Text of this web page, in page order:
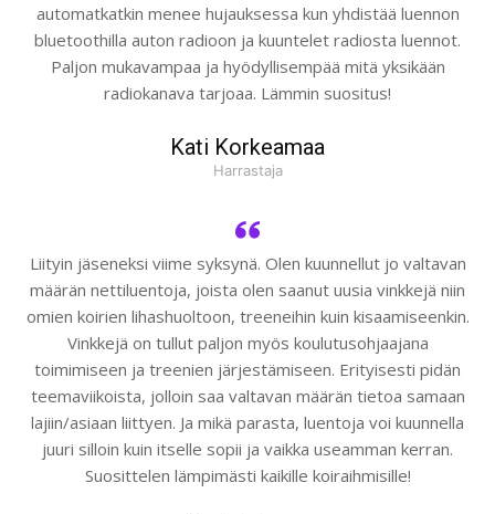
automatkatkin menee hujauksessa kun yhdistää luennon
bluetoothilla auton radioon ja kuuntelet radiosta luennot.
Paljon mukavampaa ja hyödyllisempää mitä yksikään
radiokanava tarjoaa. Lämmin suositus!
Kati Korkeamaa
Harrastaja
Liityin jäseneksi viime syksynä. Olen kuunnellut jo valtavan
määrän nettiluentoja, joista olen saanut uusia vinkkejä niin
omien koirien lihashuoltoon, treeneihin kuin kisaamiseenkin.
Vinkkejä on tullut paljon myös koulutusohjaajana
toimimiseen ja treenien järjestämiseen. Erityisesti pidän
teemaviikoista, jolloin saa valtavan määrän tietoa samaan
lajiin/asiaan liittyen. Ja mikä parasta, luentoja voi kuunnella
juuri silloin kuin itselle sopii ja vaikka useamman kerran.
Suosittelen lämpimästi kaikille koiraihmisille!